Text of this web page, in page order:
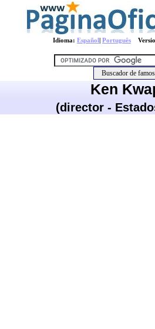
Idioma: Español| Português
Ken
(director -